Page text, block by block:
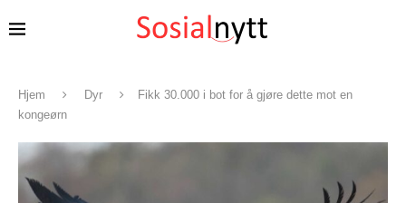
Hjem Dyr
Fikk 30.000 i bot for å gjøre dette mot en
kongeørn